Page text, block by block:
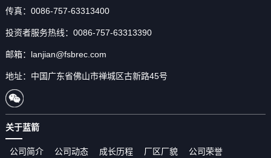
传真：0086-757-63313400
投资者服务热线：0086-757-63313390
邮箱：lanjian@fsbrec.com
地址：中国广东省佛山市禅城区古新路45号
关于蓝箭
公司简介 公司动态 成长历程 厂区厂貌 公司荣誉